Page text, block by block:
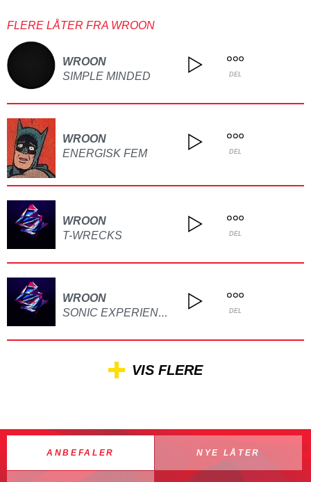
FLERE LÅTER FRA WROON
WROON
SIMPLE MINDED
DEL
WROON
ENERGISK FEM
DEL
WROON
T-WRECKS
DEL
WROON
SONIC EXPERIENCE DEL
VIS FLERE
ANBEFALER NYE LÅTER